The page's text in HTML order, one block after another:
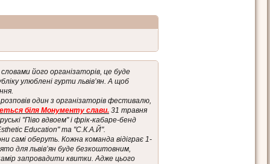
його організаторів, це буде
улюблені гурти львів’ян. А щоб
один з організаторів фестивалю,
біля Монументу слави. 31 травня
"Піво вдвоем" і фрік-кабаре-бенд
Eduсation" та "С.К.А.Й".
самі оберуть. Кожна команда відіграє 1-
для львів’ян буде безкоштовним,
запровадити квитки. Адже цього